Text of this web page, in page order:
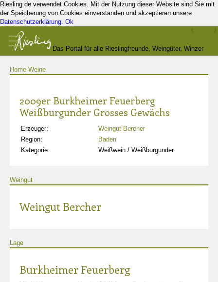
Riesling.de verwendet Cookies. Mit der Nutzung dieser Website sind Sie mit
der Speicherung von Cookies einverstanden und akzeptieren unsere
Datenschutzerklärung. Ok
Das Portal für alle Rieslingfreunde, Weingüter, Winzer
Home Weine
2009er Burkheimer Feuerberg
Weißburgunder Grosses Gewächs
Erzeuger:
Weingut Bercher
Region:
Baden
Kategorie:
Weißwein / Weißburgunder
Weingut
Weingut Bercher
Lage
Burkheimer Feuerberg